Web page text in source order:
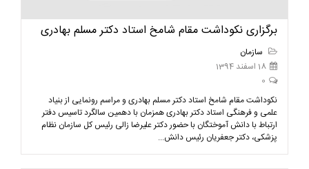
برگزاری نکوداشت مقام شامخ استاد دکتر مسلم بهادری
سازمان
18 اسفند 1394
0
نکوداشت مقام شامخ استاد دکتر مسلم بهادری و مراسم رونمایی از بنیاد
علمی و فرهنگی استاد دکتر بهادری همزمان با دهمین سالگرد تاسیس دفتر
ارتباط با دانش آموختگان با حضور دکتر علیرضا زالی رئیس کل سازمان نظام
پزشکی، دکتر جعفریان رئیس دانش...